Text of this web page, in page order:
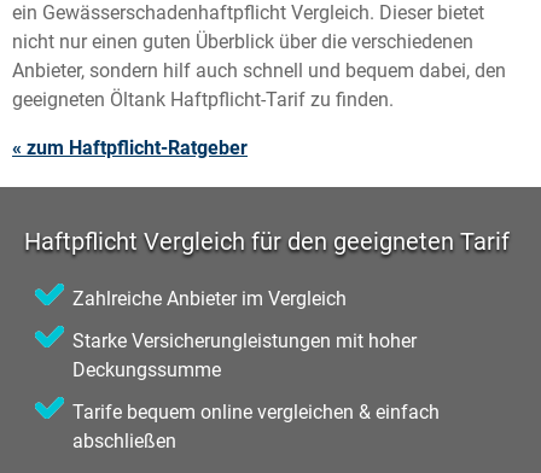
ein Gewässerschadenhaftpflicht Vergleich. Dieser bietet
nicht nur einen guten Überblick über die verschiedenen
Anbieter, sondern hilf auch schnell und bequem dabei, den
geeigneten Öltank Haftpflicht-Tarif zu finden.
« zum Haftpflicht-Ratgeber
Haftpflicht Vergleich für den geeigneten Tarif
Zahlreiche Anbieter im Vergleich
Starke Versicherungleistungen mit hoher
Deckungssumme
Tarife bequem online vergleichen & einfach
abschließen